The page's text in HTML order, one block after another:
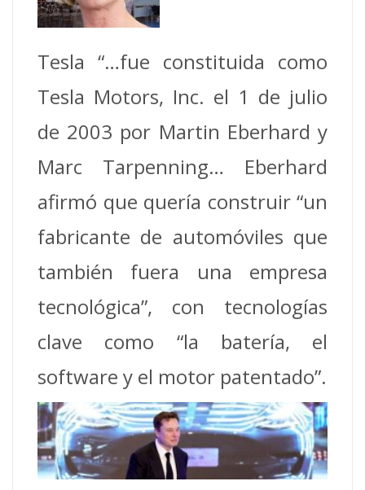
Tesla “…fue constituida como
Tesla Motors, Inc. el 1 de julio
de 2003 por Martin Eberhard y
Marc Tarpenning… Eberhard
afirmó que quería construir “un
fabricante de automóviles que
también fuera una empresa
tecnológica”, con tecnologías
clave como “la batería, el
software y el motor patentado”.